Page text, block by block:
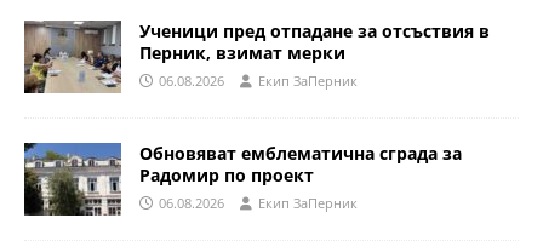
Ученици пред отпадане за отсъствия в
Перник, взимат мерки
06.08.2026 Eкип ЗаПерник
Обновяват емблематична сграда за
Радомир по проект
06.08.2026 Eкип ЗаПерник